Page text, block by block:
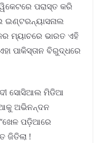
ପରାସ୍ତ କରି
ଇଣ୍ଟରନ୍ୟାସନାଲ
ମ୍ୟାଚରେ ଭାରତ ଏହି
ପାକିସ୍ତାନ ବିରୁଦ୍ଧରେ
ସୋସିଆଲ ମିଡିଆ
ଅଭିନନ୍ଦନ
ପଡ଼ିଆରେ
ଜିତିଲା !